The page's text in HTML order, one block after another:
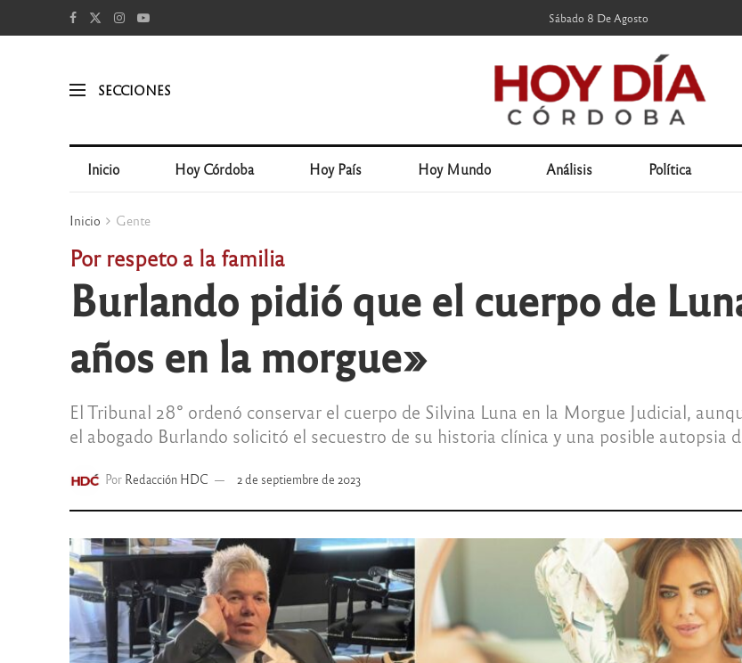
Sábado 8 De Agosto
SECCIONES
Inicio Hoy Córdoba Hoy País Hoy Mundo Análisis Política
Inicio Gente
Por respeto a la familia
Burlando pidió que el cuerpo de
años en la morgue»
El Tribunal 28° ordenó conservar el cuerpo de Silvina Luna en la Morgue Judicial,
el abogado Burlando solicitó el secuestro de su historia clínica y una posible autopsia
Por Redacción HDC 2 de septiembre de 2023